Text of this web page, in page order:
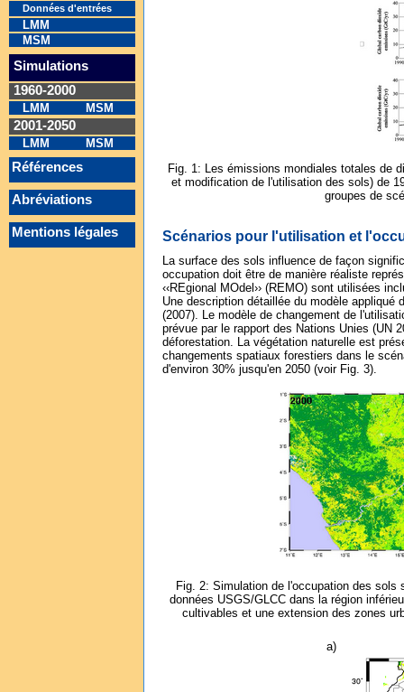
Données d'entrées
LMM
MSM
Simulations
1960-2000
LMM MSM
2001-2050
LMM MSM
Références
Abréviations
Mentions légales
Fig. 1: Les émissions mondiales totales de
et modification de l'utilisation des sols) de
groupes de
Scénarios pour l'utilisation et
La surface des sols influence de façon
occupation doit être de manière réaliste
‹‹REgional MOdel›› (REMO) sont utilisées
Une description détaillée du modèle
(2007). Le modèle de changement de
prévue par le rapport des Nations Unies (UN
déforestation. La végétation naturelle est
changements spatiaux forestiers dans le
d'environ 30% jusqu'en 2050 (voir Fig. 3).
Fig. 2: Simulation de l'occupation des sols
données USGS/GLCC dans la région
cultivables et une extension des zones
a)